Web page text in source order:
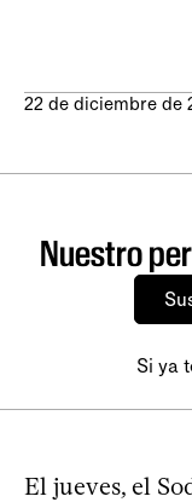
22 de diciembre de
Nuestro
Si ya
El jueves, el